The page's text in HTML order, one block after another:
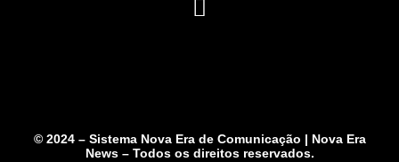
© 2024 – Sistema Nova Era de Comunicação | Nova Era
News – Todos os direitos reservados.